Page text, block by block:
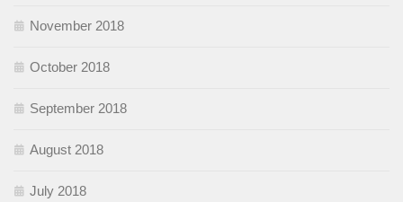
November 2018
October 2018
September 2018
August 2018
July 2018